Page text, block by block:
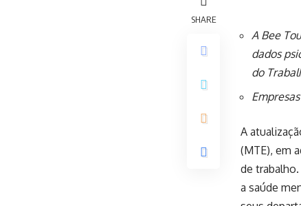
SHARE
A Bee
dados
do
A
(MTE), em
de
a saúde